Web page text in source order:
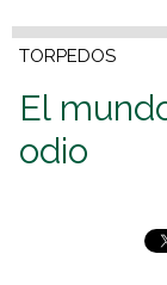
TORPEDOS
El
odio